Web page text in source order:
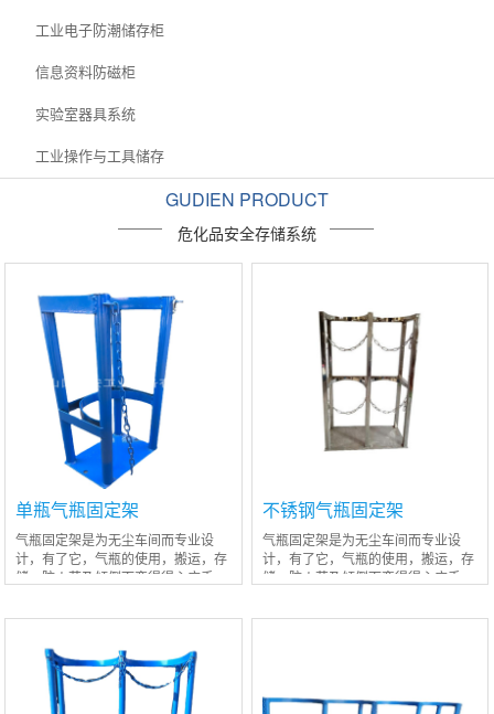
工业电子防潮储存柜
信息资料防磁柜
实验室器具系统
工业操作与工具储存
GUDIEN PRODUCT
危化品安全存储系统
单瓶气瓶固定架
气瓶固定架是为无尘车间而专业设
计，有了它，气瓶的使用，搬运，存
储，防火花及倾倒而变得得心应手，
人，有效地增加了气瓶的稳定性，即
不锈钢气瓶固定架
气瓶固定架是为无尘车间而专业设
计，有了它，气瓶的使用，搬运，存
储，防火花及倾倒而变得得心应手，
人，有效地增加了气瓶的稳定性，即